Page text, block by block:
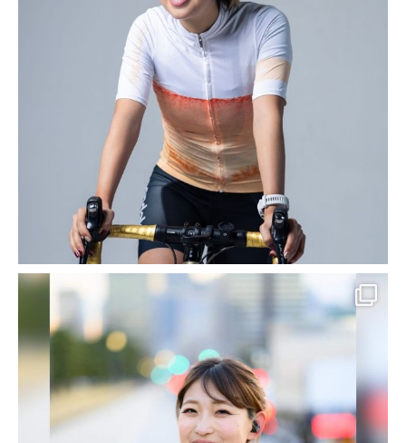
ビジネスマッチング事業
ビジネスマッチング事業